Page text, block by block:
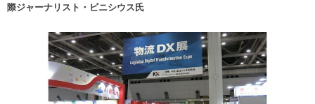
際ジャーナリスト・ビニシウス氏